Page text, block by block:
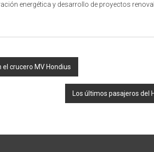
energética y desarrollo de proyectos
crucero MV Hondius
Los últimos pasajeros